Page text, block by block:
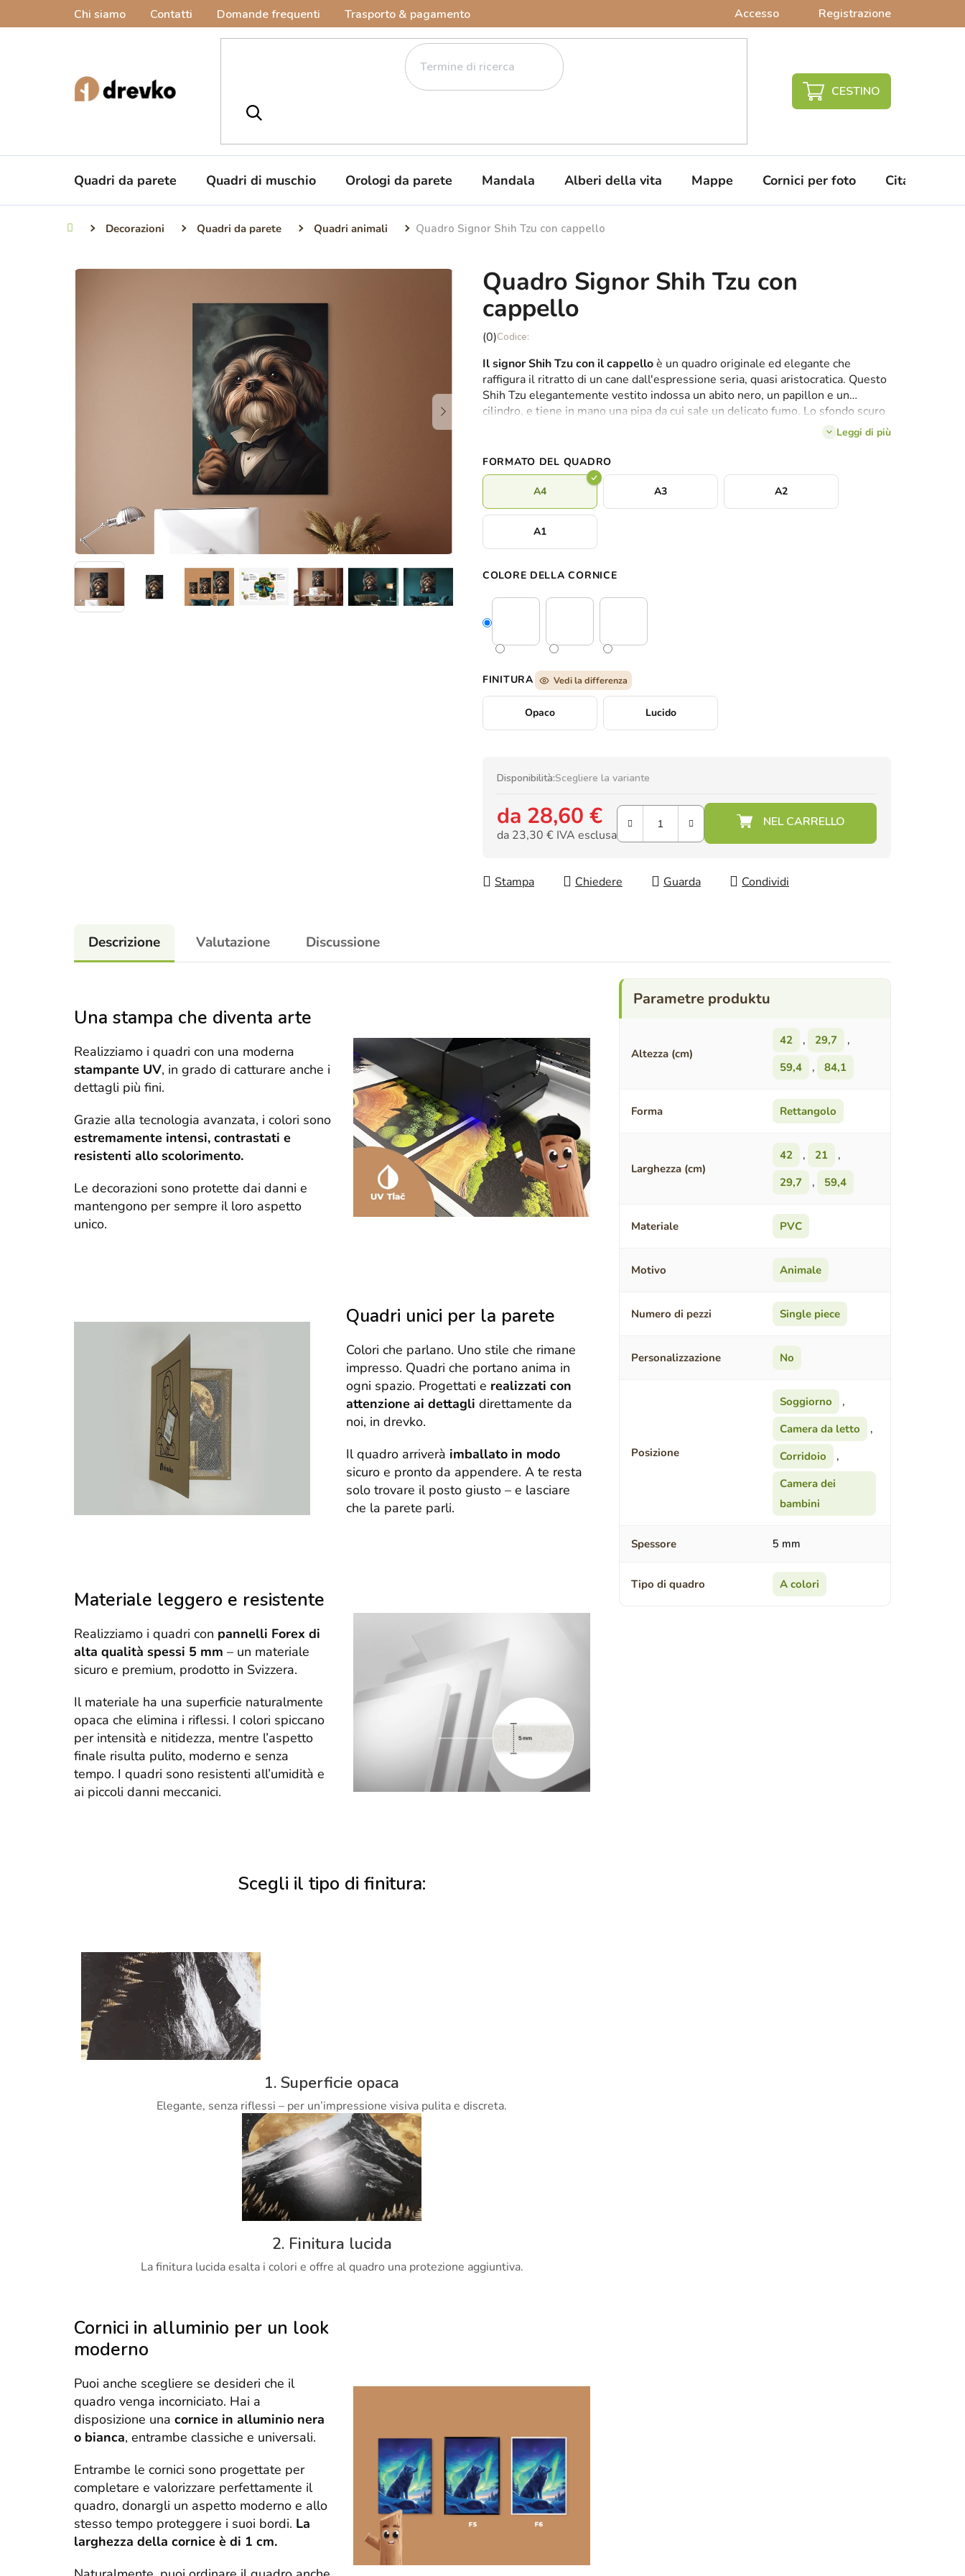
Chi siamo Contatti Domande frequenti Trasporto & pagamento Accesso Registrazione
CARRELLO
SPESA
Quadri da parete Quadri di muschio Orologi da parete Mandala Alberi della vita Mappe Cornici per foto Citazioni da
Casa Decorazioni Quadri da parete Quadri animali Quadro Signor Shih Tzu con cappello
Quadro Signor Shih Tzu con
cappello
La
media
del
prodotto
è
5
stelle.
(0)
Il signor Shih Tzu con il cappelloè un quadro originale ed elegante che
raffigura il ritratto di un cane dall'espressione seria, quasi aristocratica. Questo
Shih Tzu elegantemente vestito indossa un abito nero, un papillon e un
cilindro, e tiene in mano una pipa da cui sale un delicato fumo. Lo sfondo scuro
e tenue sottolinea l'atmosfera raffinata, mentre il delicato umorismo associato
alla figura animale rende questo quadro un ottimo complemento per interni
dallo stile particolare, ideale per gli amanti dei cani, dell'eleganza e dell'arte
insolita.
Leggi di più
FORMATO DEL QUADRO
A4 A3 A2
A1
COLORE DELLA CORNICE
FINITURA Vedi la differenza
Opaco Lucido
Disponibilità:Scegliere la variante
da 28,60 €
da 23,30 € IVA esclusa
Stampa
Chiedere Guarda Condividi
Descrizione Valutazione Discussione
Una stampa che diventa arte
Realizziamo i quadri con una moderna
stampante UV, in grado di catturare anche i
dettagli più fini.
Grazie alla tecnologia avanzata, i colori sono
estremamente intensi, contrastati e
resistenti allo scolorimento.
Le decorazioni sono protette dai danni e
mantengono per sempre il loro aspetto
unico.
Quadri unici per la parete
Colori che parlano. Uno stile che rimane
impresso. Quadri che portano anima in
ogni spazio. Progettati e realizzati con
attenzione ai dettagli direttamente da
noi, in drevko.
Il quadro arriverà imballato in modo
sicuro e pronto da appendere. A te resta
solo trovare il posto giusto – e lasciare
che la parete parli.
Materiale leggero e resistente
Realizziamo i quadri con pannelli Forex di
alta qualità spessi 5 mm – un materiale
sicuro e premium, prodotto in Svizzera.
Il materiale ha una superficie naturalmente
opaca che elimina i riflessi. I colori spiccano
per intensità e nitidezza, mentre l’aspetto
finale risulta pulito, moderno e senza
tempo. I quadri sono resistenti all’umidità e
ai piccoli danni meccanici.
Scegli il tipo di finitura:
1. Superficie opaca
Elegante, senza riflessi – per un’impressione visiva pulita e discreta.
2. Finitura lucida
La finitura lucida esalta i colori e offre al quadro una protezione aggiuntiva.
Cornici in alluminio per un look
moderno
Puoi anche scegliere se desideri che il
quadro venga incorniciato. Hai a
disposizione una cornice in alluminio nera
o bianca, entrambe classiche e universali.
Entrambe le cornici sono progettate per
completare e valorizzare perfettamente il
quadro, donargli un aspetto moderno e allo
stesso tempo proteggere i suoi bordi. La
larghezza della cornice è di 1 cm.
Altezza (cm)
42 , 29,7
,
59,4
, 84,1
Forma Rettangolo
Larghezza (cm)
42 , 21
,
29,7
, 59,4
Materiale PVC
Motivo Animale
Numero di pezzi Single piece
Personalizzazione No
Posizione
Soggiorno
,
Camera da letto
,
Corridoio
,
Camera dei
bambini
Spessore 5 mm
Tipo di quadro A colori